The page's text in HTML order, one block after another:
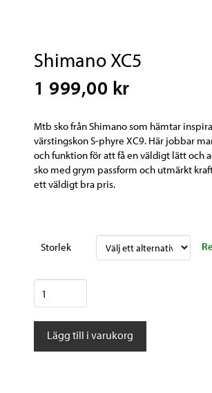
Shimano XC5
1 999,00 kr
Mtb sko från Shimano som hämtar
värstingskon S-phyre XC9. Här jobbar
och funktion för att få en väldigt lätt och
sko med grym passform och utmärkt
ett väldigt bra pris.
Storlek
Shimano
XC5
mängd
Lägg till i varukorg